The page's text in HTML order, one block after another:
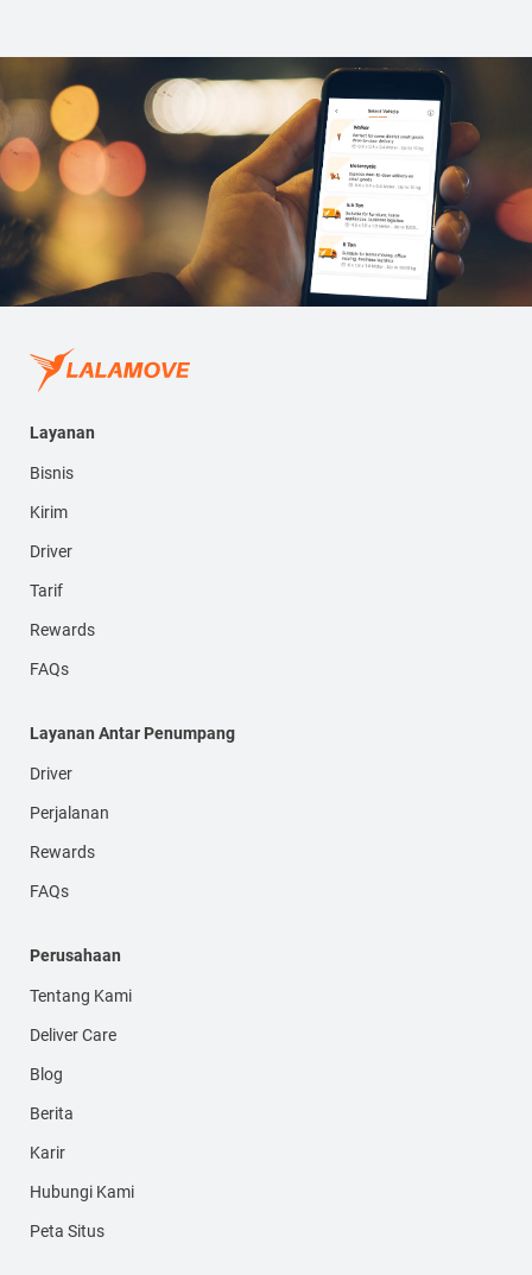
Layanan
Bisnis
Kirim
Driver
Tarif
Rewards
FAQs
Layanan Antar Penumpang
Driver
Perjalanan
Rewards
FAQs
Perusahaan
Tentang Kami
Deliver Care
Blog
Berita
Karir
Hubungi Kami
Peta Situs